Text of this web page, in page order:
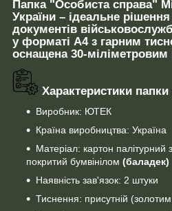
Папка "Особиста справа"
України – ідеальне
документів
у форматі А4 з гарним
оснащена 30-міліметровим
Характеристики папки
Виробник: ЮТЕК
Країна виробництва: Україна
Матеріал: картон
покритий бумвінілом (баладек)
Наявність зав'язок: 2 штуки
Тиснення: присутній